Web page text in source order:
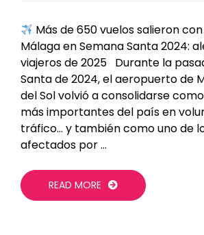
Más de 650 vuelos salieron
Málaga en Semana Santa 2024:
viajeros de 2025 Durante la
Santa de 2024, el aeropuerto de
del Sol volvió a consolidarse
más importantes del país en
tráfico… y también como uno de
afectados por …
READ MORE